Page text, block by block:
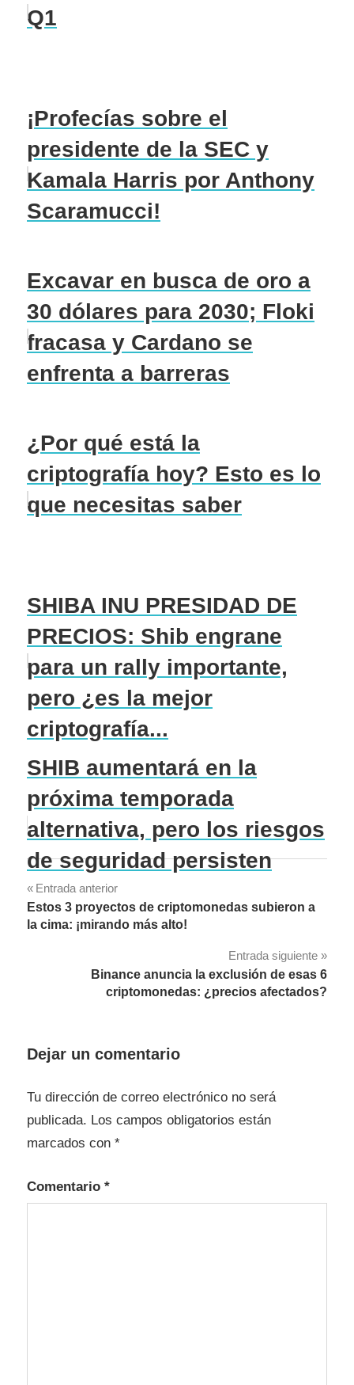
Q1
¡Profecías sobre el
presidente de la SEC y
Kamala Harris por Anthony
Scaramucci!
Excavar en busca de oro a
30 dólares para 2030; Floki
fracasa y Cardano se
enfrenta a barreras
¿Por qué está la
criptografía hoy? Esto es lo
que necesitas saber
SHIBA INU PRESIDAD DE
PRECIOS: Shib engrane
para un rally importante,
pero ¿es la mejor
criptografía...
SHIB aumentará en la
próxima temporada
alternativa, pero los riesgos
de seguridad persisten
Navegación
de
Entrada anterior
Estos 3 proyectos de criptomonedas subieron a
la cima: ¡mirando más alto!
Entrada siguiente
Binance anuncia la exclusión de esas 6
criptomonedas: ¿precios afectados?
Dejar un comentario
Tu dirección de correo electrónico no será
publicada. Los campos obligatorios están
marcados con *
Comentario *